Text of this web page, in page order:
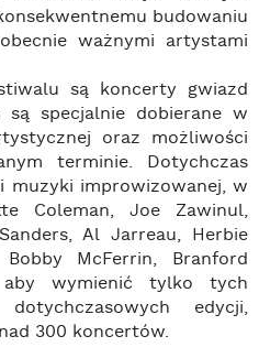
budowaniu
ważnymi artystami
są koncerty gwiazd
specjalnie dobierane w
oraz możliwości
terminie. Dotychczas
muzyki improwizowanej, w
Coleman, Joe Zawinul,
Al Jarreau, Herbie
McFerrin, Branford
aby wymienić tylko tych
dotychczasowych edycji,
300 koncertów.